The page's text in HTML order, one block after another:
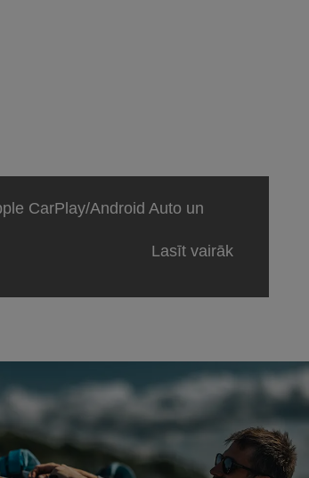
CarPlay/Android Auto un
Lasīt vairāk